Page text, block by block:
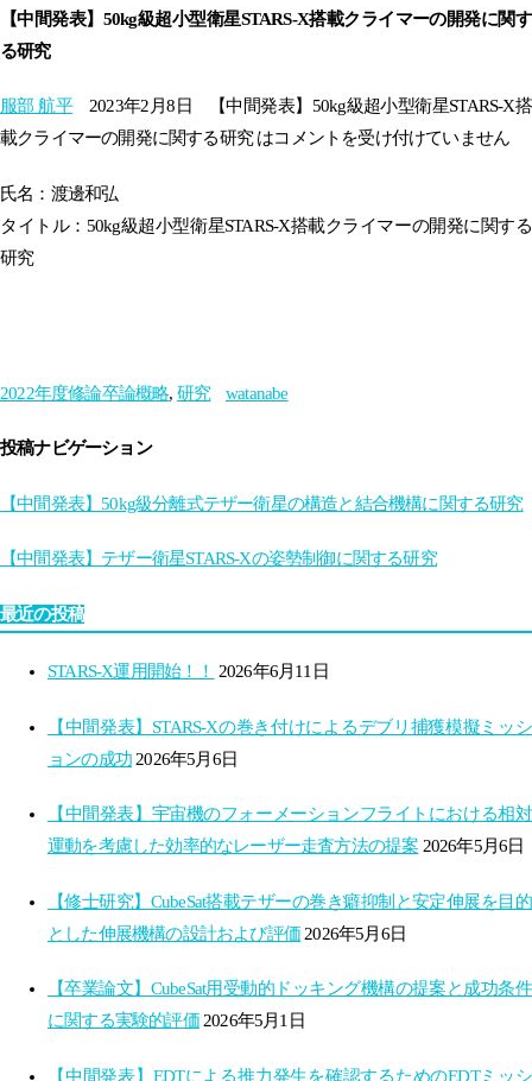
【中間発表】50kg級超小型衛星STARS-X搭載クライマーの開発に関す
る研究
服部 航平 2023年2月8日
【中間発表】50kg級超小型衛星STARS-X搭
載クライマーの開発に関する研究 はコメントを受け付けていません
氏名：渡邊和弘
タイトル：50kg級超小型衛星STARS-X搭載クライマーの開発に関する
研究
2022年度修論卒論概略, 研究 watanabe
投稿ナビゲーション
【中間発表】50kg級分離式テザー衛星の構造と結合機構に関する研究
【中間発表】テザー衛星STARS-Xの姿勢制御に関する研究
最近の投稿
STARS-X運用開始！！ 2026年6月11日
【中間発表】STARS-Xの巻き付けによるデブリ捕獲模擬ミッシ
ョンの成功 2026年5月6日
【中間発表】宇宙機のフォーメーションフライトにおける相対
運動を考慮した効率的なレーザー走査方法の提案 2026年5月6日
【修士研究】CubeSat搭載テザーの巻き癖抑制と安定伸展を目的
とした伸展機構の設計および評価 2026年5月6日
【卒業論文】CubeSat用受動的ドッキング機構の提案と成功条件
に関する実験的評価 2026年5月1日
【中間発表】EDTによる推力発生を確認するためのEDTミッシ